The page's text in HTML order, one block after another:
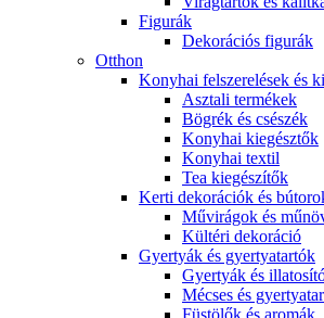
Figurák
Dekorációs figurák
Otthon
Konyhai felszerelések és
Asztali termékek
Bögrék és csészék
Konyhai kiegésztők
Konyhai textil
Tea kiegészítők
Kerti dekorációk és
Művirágok és
Kültéri dekoráció
Gyertyák és gyertyatartók
Gyertyák és
Mécses és